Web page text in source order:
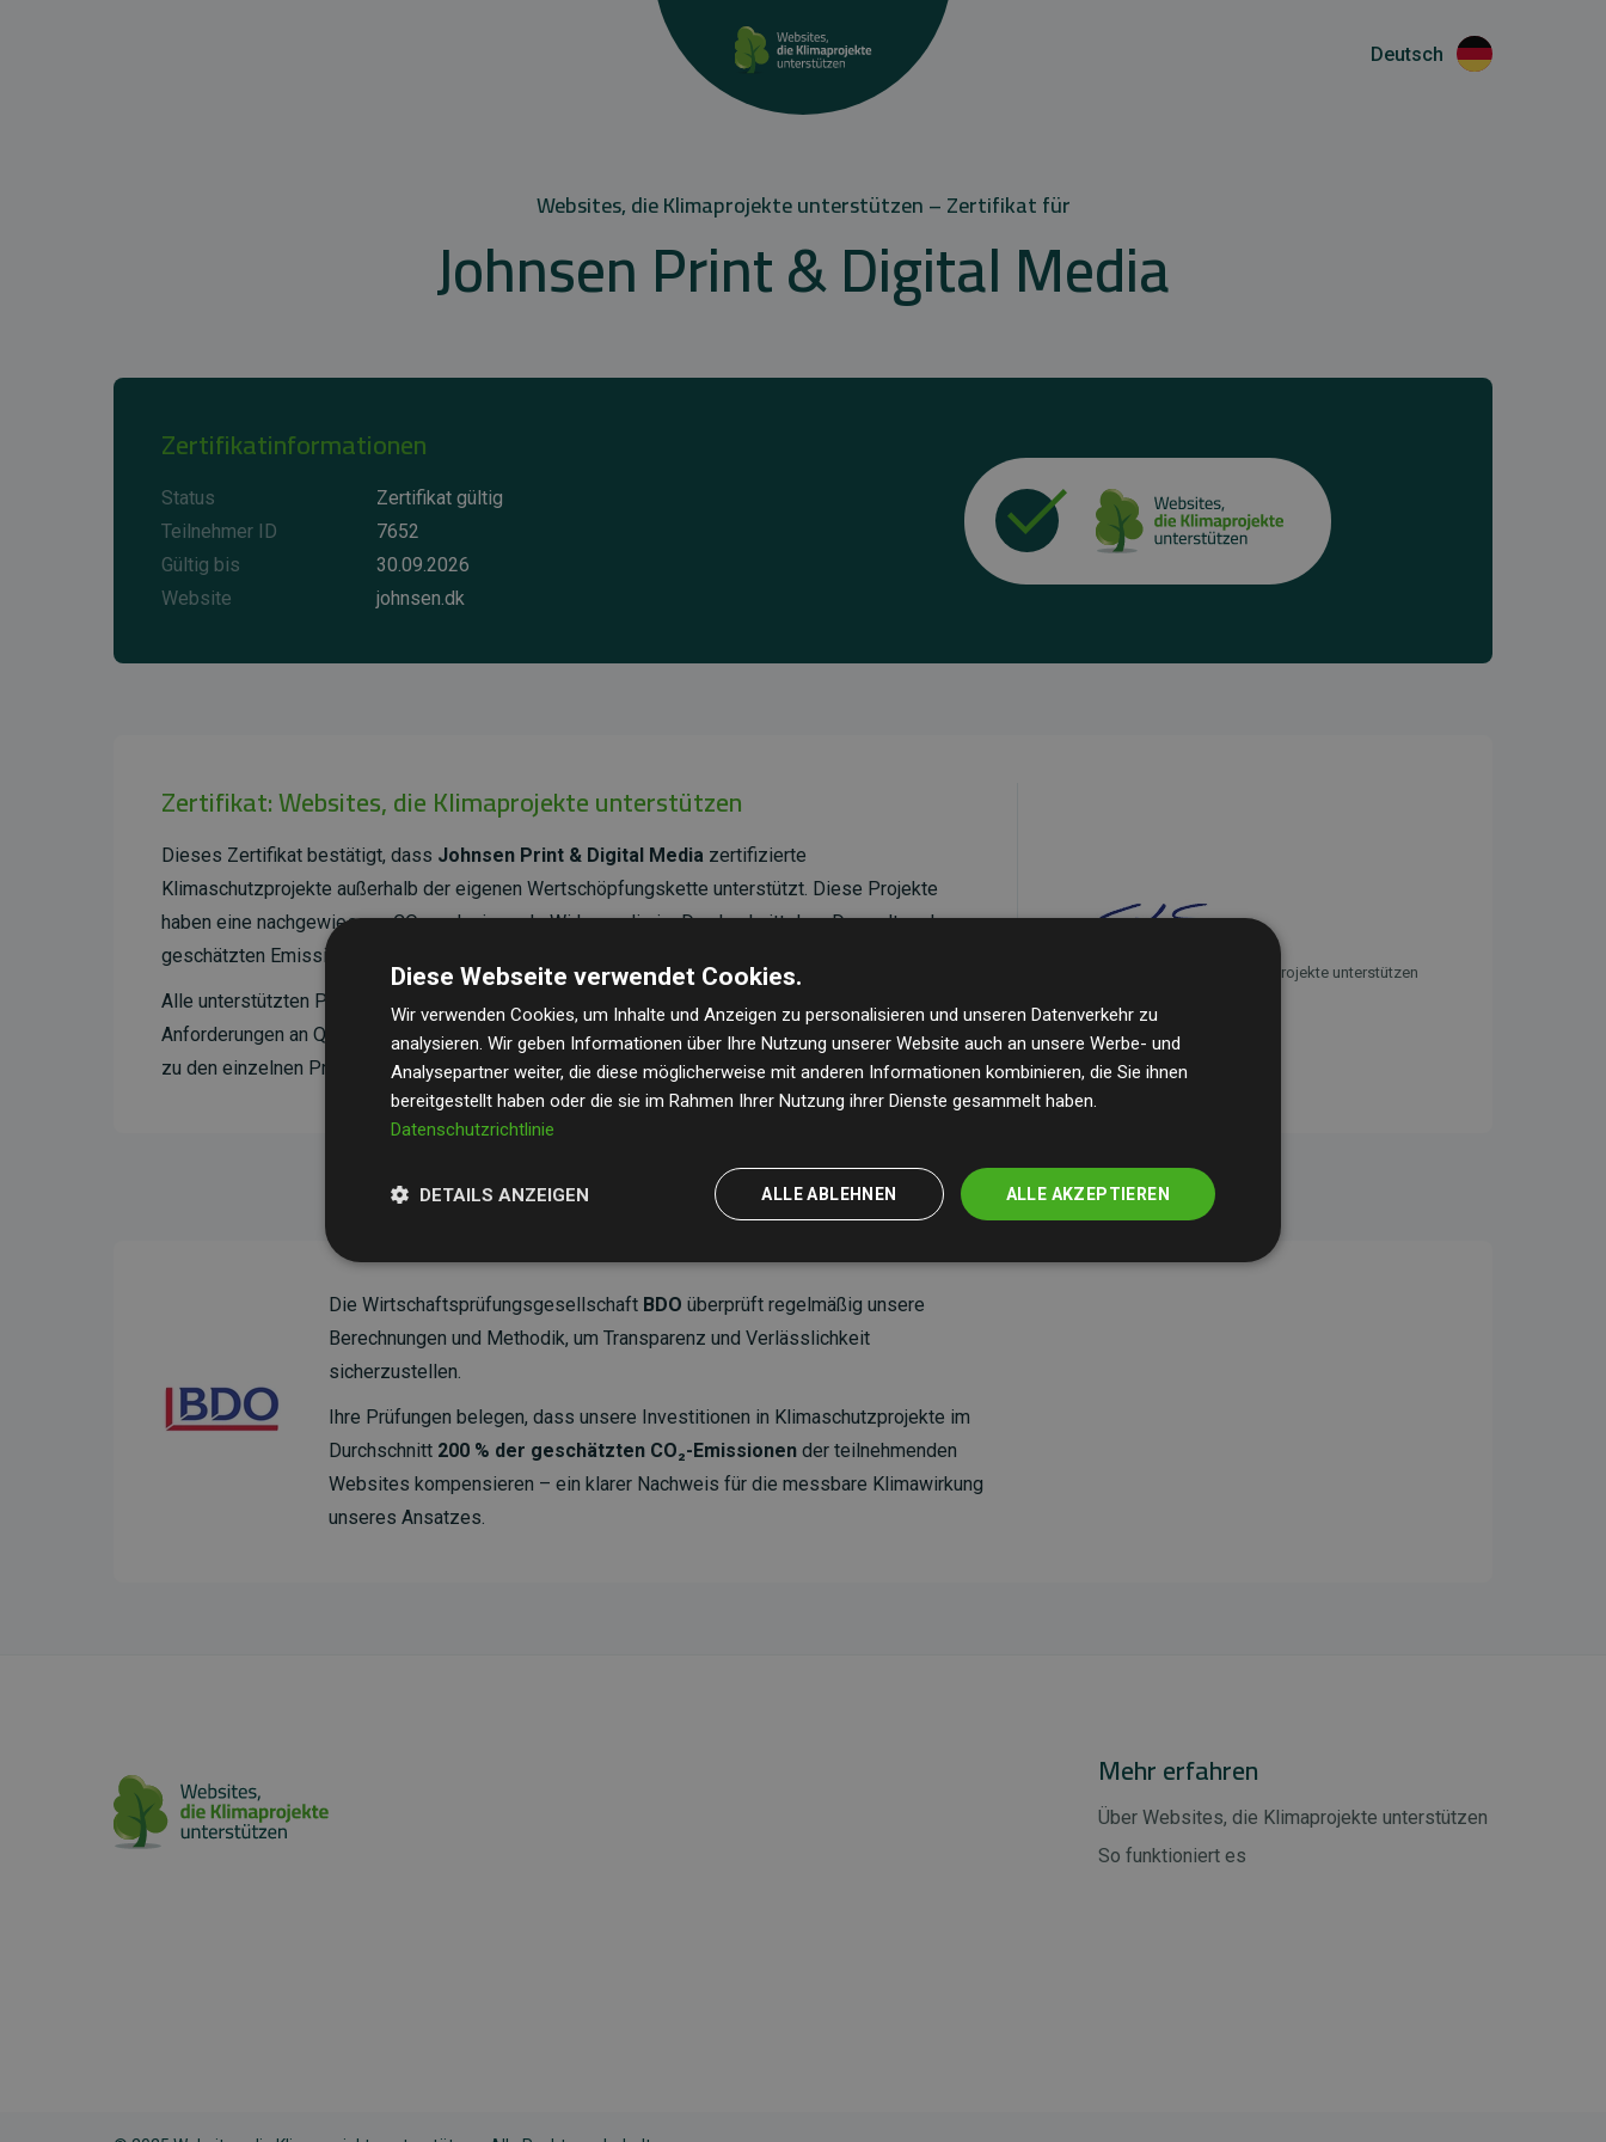
Deutsch
Websites, die Klimaprojekte unterstützen – Zertifikat für
Johnsen Print & Digital Media
Zertifikatinformationen
Status
Zertifikat gültig
Teilnehmer ID
7652
Gültig bis
30.09.2026
Website
johnsen.dk
Zertifikat: Websites, die Klimaprojekte unterstützen
Dieses Zertifikat bestätigt, dass Johnsen Print & Digital Media zertifizierte
Klimaschutzprojekte außerhalb der eigenen Wertschöpfungskette unterstützt. Diese Projekte
haben eine nachgewiesene CO₂-reduzierende Wirkung, die im Durchschnitt dem Doppelten der
geschätzten Emissionen der Website entspricht.
Alle unterstützten Projekte werden durch
Anforderungen an Qualität, tatsächliche Klimawirkung und Transparenz. Weitere Informationen
zu den einzelnen Projekten findenSie hier.
Initiative Websites, die Klimaprojekte unterstützen
Die Wirtschaftsprüfungsgesellschaft BDO überprüft regelmäßig unsere
Berechnungen und Methodik, um Transparenz und Verlässlichkeit
sicherzustellen.
Ihre Prüfungen belegen, dass unsere Investitionen in Klimaschutzprojekte im
Durchschnitt 200 % der geschätzten CO₂-Emissionen der teilnehmenden
Websites kompensieren – ein klarer Nachweis für die messbare Klimawirkung
unseres Ansatzes.
Mehr erfahren
Über Websites, die Klimaprojekte unterstützen
So funktioniert es
Diese Webseite verwendet Cookies.
Wir verwenden Cookies, um Inhalte und Anzeigen zu personalisieren und unseren Datenverkehr zu
analysieren. Wir geben Informationen über Ihre Nutzung unserer Website auch an unsere Werbe- und
Analysepartner weiter, die diese möglicherweise mit anderen Informationen kombinieren, die Sie ihnen
bereitgestellt haben oder die sie im Rahmen Ihrer Nutzung ihrer Dienste gesammelt haben.
Datenschutzrichtlinie
ALLE AKZEPTIEREN
ALLE ABLEHNEN
DETAILS ANZEIGEN